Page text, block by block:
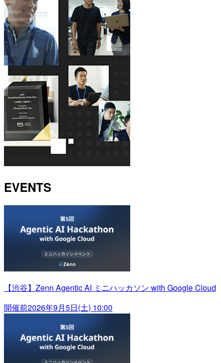
EVENTS
【渋谷】Zenn Agentic AI ミニハッカソン with Google Cloud
開催前2026年9月5日(土) 10:00